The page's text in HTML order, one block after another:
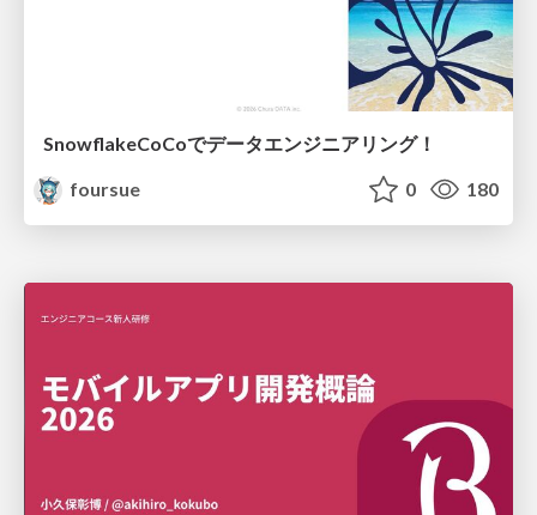
SnowflakeCoCoでデータエンジニアリング！
foursue
0 180